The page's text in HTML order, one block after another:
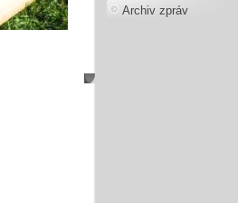
Archiv zpráv